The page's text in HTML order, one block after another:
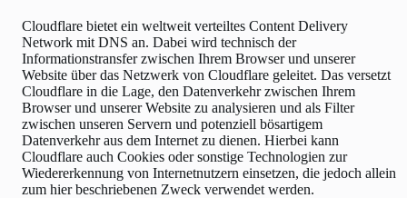
Cloudflare bietet ein weltweit verteiltes Content Delivery
Network mit DNS an. Dabei wird technisch der
Informationstransfer zwischen Ihrem Browser und unserer
Website über das Netzwerk von Cloudflare geleitet. Das versetzt
Cloudflare in die Lage, den Datenverkehr zwischen Ihrem
Browser und unserer Website zu analysieren und als Filter
zwischen unseren Servern und potenziell bösartigem
Datenverkehr aus dem Internet zu dienen. Hierbei kann
Cloudflare auch Cookies oder sonstige Technologien zur
Wiedererkennung von Internetnutzern einsetzen, die jedoch allein
zum hier beschriebenen Zweck verwendet werden.